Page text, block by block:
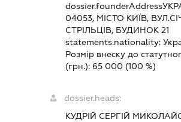
dossier.founderAddress
04053, МІСТО КИЇВ,
СТРІЛЬЦІВ, БУДИНОК 21
statements.nationality:
Розмір внеску до
(грн.): 65 000 (100 %)
dossier.heads:
КУДРІЙ СЕРГІЙ